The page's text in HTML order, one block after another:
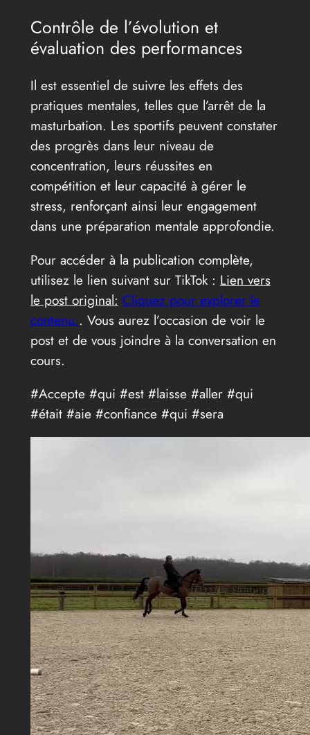
Contrôle de l’évolution et
évaluation des performances
Il est essentiel de suivre les effets des
pratiques mentales, telles que l’arrêt de la
masturbation. Les sportifs peuvent constater
des progrès dans leur niveau de
concentration, leurs réussites en
compétition et leur capacité à gérer le
stress, renforçant ainsi leur engagement
dans une préparation mentale approfondie.
Pour accéder à la publication complète,
utilisez le lien suivant sur TikTok : Lien vers
le post original: Cliquez pour explorer le
contenu.. Vous aurez l’occasion de voir le
post et de vous joindre à la conversation en
cours.
#Accepte #qui #est #laisse #aller #qui
#était #aie #confiance #qui #sera